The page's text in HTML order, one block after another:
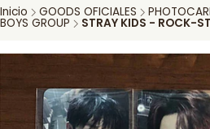
Inicio GOODS OFICIALES
BOYS GROUP STRAY KIDS - ROCK-